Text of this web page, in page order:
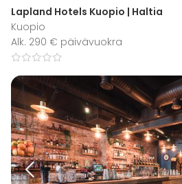
Lapland Hotels Kuopio | Haltia
Kuopio
Alk. 290 € päivävuokra